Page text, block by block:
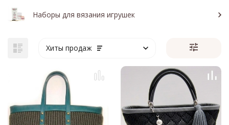
Наборы для вязания игрушек
Хиты продаж